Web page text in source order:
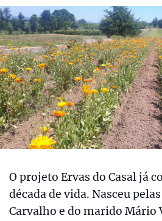
O projeto Ervas do Casal já
década de vida. Nasceu
Carvalho e do marido Mário